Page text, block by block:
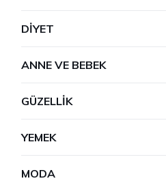
DIYET
ANNE VE BEBEK
GÜZELLIK
YEMEK
MODA